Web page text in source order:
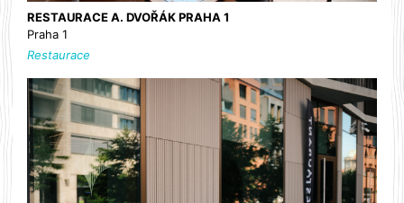
RESTAURACE A. DVOŘÁK PRAHA 1
Praha 1
Restaurace